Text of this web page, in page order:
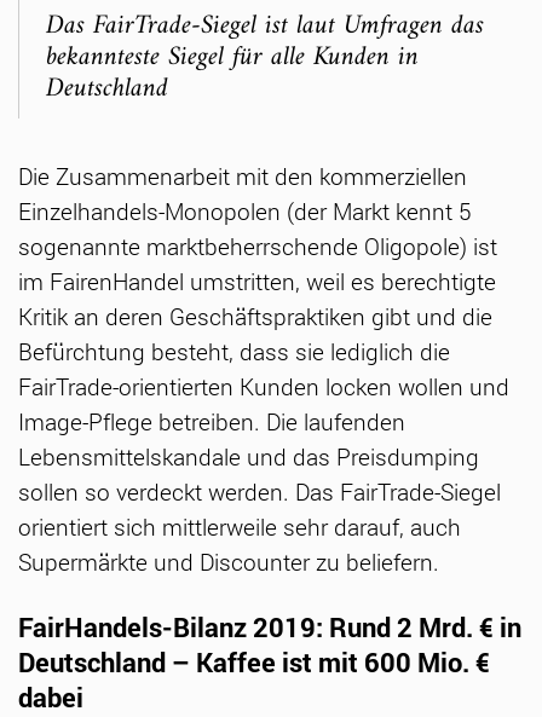
Das FairTrade-Siegel ist laut Umfragen das
bekannteste Siegel für alle Kunden in
Deutschland
Die Zusammenarbeit mit den kommerziellen
Einzelhandels-Monopolen (der Markt kennt 5
sogenannte marktbeherrschende Oligopole) ist
im FairenHandel umstritten, weil es berechtigte
Kritik an deren Geschäftspraktiken gibt und die
Befürchtung besteht, dass sie lediglich die
FairTrade-orientierten Kunden locken wollen und
Image-Pflege betreiben. Die laufenden
Lebensmittelskandale und das Preisdumping
sollen so verdeckt werden. Das FairTrade-Siegel
orientiert sich mittlerweile sehr darauf, auch
Supermärkte und Discounter zu beliefern.
FairHandels-Bilanz 2019: Rund 2 Mrd. € in
Deutschland – Kaffee ist mit 600 Mio. €
dabei